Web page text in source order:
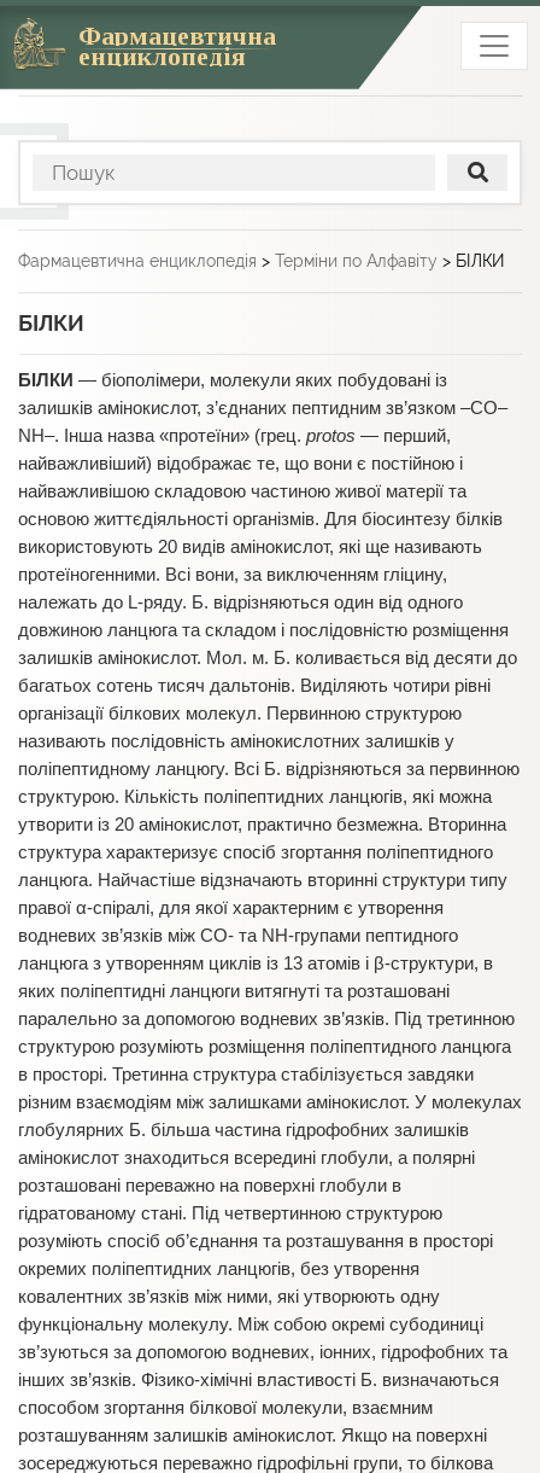
Фармацевтична
енциклопедія
Фармацевтична енциклопедія > Терміни по Алфавіту > БІЛКИ
БІЛКИ
БІЛКИ — біополімери, молекули яких побудовані із
залишків амінокислот, з’єднаних пептидним зв’язком –СО–
NH–. Інша назва «протеїни» (грец. protos — перший,
найважливіший) відображає те, що вони є постійною і
найважливішою складовою частиною живої матерії та
основою життєдіяльності організмів. Для біосинтезу білків
використовують 20 видів амінокислот, які ще називають
протеїногенними. Всі вони, за виключенням гліцину,
належать до L-ряду. Б. відрізняються один від одного
довжиною ланцюга та складом і послідовністю розміщення
залишків амінокислот. Мол. м. Б. коливається від десяти до
багатьох сотень тисяч дальтонів. Виділяють чотири рівні
організації білкових молекул. Первинною структурою
називають послідовність амінокислотних залишків у
поліпептидному ланцюгу. Всі Б. відрізняються за первинною
структурою. Кількість поліпептидних ланцюгів, які можна
утворити із 20 амінокислот, практично безмежна. Вторинна
структура характеризує спосіб згортання поліпептидного
ланцюга. Найчастіше відзначають вторинні структури типу
правої α-спіралі, для якої характерним є утворення
водневих зв’язків між СО- та NH-групами пептидного
ланцюга з утворенням циклів із 13 атомів і β-структури, в
яких поліпептидні ланцюги витягнуті та розташовані
паралельно за допомогою водневих зв’язків. Під третинною
структурою розуміють розміщення поліпептидного ланцюга
в просторі. Третинна структура стабілізується завдяки
різним взаємодіям між залишками амінокислот. У молекулах
глобулярних Б. більша частина гідрофобних залишків
амінокислот знаходиться всередині глобули, а полярні
розташовані переважно на поверхні глобули в
гідратованому стані. Під четвертинною структурою
розуміють спосіб об’єднання та розташування в просторі
окремих поліпептидних ланцюгів, без утворення
ковалентних зв’язків між ними, які утворюють одну
функціональну молекулу. Між собою окремі субодиниці
зв’зуються за допомогою водневих, іонних, гідрофобних та
інших зв’язків. Фізико-хімічні властивості Б. визначаються
способом згортання білкової молекули, взаємним
розташуванням залишків амінокислот. Якщо на поверхні
зосереджуються переважно гідрофільні групи, то білкова